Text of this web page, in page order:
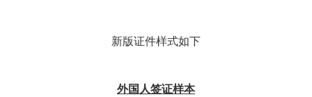
新版证件样式如下
外国人签证样本